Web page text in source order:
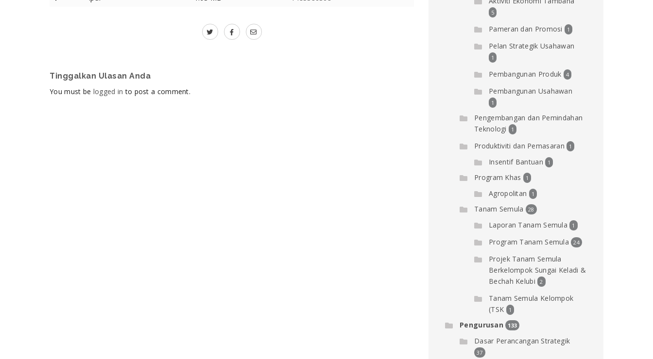
Tinggalkan Ulasan Anda
You must be logged in to post a comment.
5
Pameran dan Promosi 1
Pelan Strategik Usahawan
1
Pembangunan Produk 4
Pembangunan Usahawan
1
Pengembangan dan Pemindahan
Teknologi
1
Produktiviti dan Pemasaran 1
Insentif Bantuan 1
Program Khas 1
Agropolitan 1
Tanam Semula 28
Laporan Tanam Semula 1
Program Tanam Semula 24
Projek Tanam Semula
Berkelompok Sungai Keladi &
Bechah Kelubi
2
Tanam Semula Kelompok
(TSK
1
Pengurusan 133
Dasar Perancangan Strategik
37